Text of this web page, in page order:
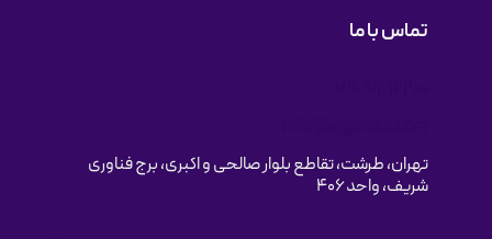
تماس با ما
تهران، طرشت، تقاطع بلوار صالحی و اکبری، برج فناوری
شریف، واحد ۴۰۶